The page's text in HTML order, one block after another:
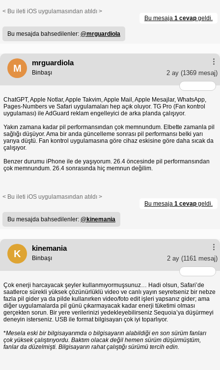
< Bu ileti iOS uygulamasından atıldı >
Bu mesaja 1 cevap geldi.
Bu mesajda bahsedilenler: @mrguardiola
M
mrguardiola
2 ay (1369 mesaj)
Binbaşı
ChatGPT, Apple Notlar, Apple Takvim, Apple Mail, Apple Mesajlar, WhatsApp,
Pages-Numbers ve Safari uygulamaları hep açık oluyor. TG Pro (Fan kontrol
uygulaması) ile AdGuard reklam engelleyici de arka planda çalışıyor.
Yakın zamana kadar pil performansından çok memnundum. Elbette zamanla pil
sağlığı düşüyor. Ama bir anda güncelleme sonrası pil performansı belki yarı
yarıya düştü. Fan kontrol uygulamasına göre cihaz eskisine göre daha sıcak da
çalışıyor.
Benzer durumu iPhone ile de yaşıyorum. 26.4 öncesinde pil performansından
çok memnundum. 26.4 sonrasında hiç memnun değilim.
< Bu ileti iOS uygulamasından atıldı >
Bu mesaja 1 cevap geldi.
Bu mesajda bahsedilenler: @kinemania
K
kinemania
2 ay (1161 mesaj)
Binbaşı
Çok enerji harcayacak şeyler kullanmıyormuşsunuz… Hadi olsun, Safari’de
saatlerce sürekli yüksek çözünürlüklü video ve canlı yayın seyretseniz bir nebze
fazla pil gider ya da pilde kullanırken video/foto edit işleri yapsanız gider; ama
diğer uygulamalarda pil günü çıkarmayacak kadar enerji tüketimi olması
gerçekten sorun. Bir yere verilerinizi yedekleyebilirseniz Sequoia’ya düşürmeyi
deneyin isterseniz. USB ile format bilgisayarı çok iyi toparlıyor.
*Mesela eski bir bilgisayarımda o bilgisayarın alabildiği en son sürüm fanları
çok yüksek çalıştırıyordu. Baktım olacak değil hemen sürüm düşürmüştüm,
fanlar da düzelmişti. Bilgisayarın rahat çalıştığı sürümü tercih edin.